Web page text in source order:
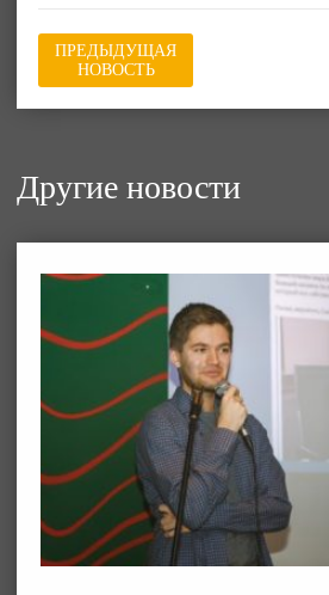
ПРЕДЫДУЩАЯ
НОВОСТЬ
Другие новости